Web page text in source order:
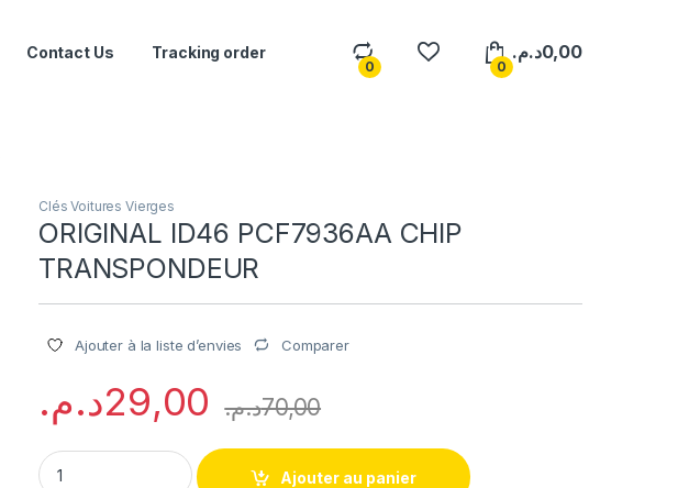
Contact Us Tracking order
0 0
0,00د.م.
Clés Voitures Vierges
ORIGINAL ID46 PCF7936AA CHIP
TRANSPONDEUR
Ajouter à la liste d’envies Comparer
29,00د.م. 70,00د.م.
ORIGINAL ID46 PCF7936AA CHIP TRANSPONDEUR quantity
Ajouter au panier